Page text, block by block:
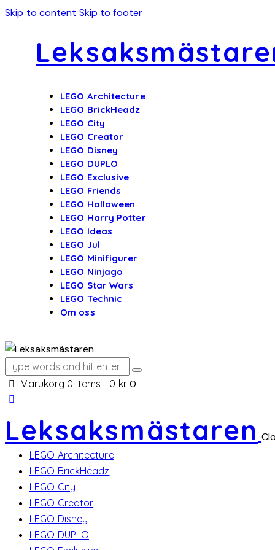
Skip to content Skip to footer
LEGO Architecture
LEGO BrickHeadz
LEGO City
LEGO Creator
LEGO Disney
LEGO DUPLO
LEGO Exclusive
LEGO Friends
LEGO Halloween
LEGO Harry Potter
LEGO Ideas
LEGO Jul
LEGO Minifigurer
LEGO Ninjago
LEGO Star Wars
LEGO Technic
Om oss
Varukorg 0 items - 0 kr 0
Leksaksmästaren
LEGO Architecture
LEGO BrickHeadz
LEGO City
LEGO Creator
LEGO Disney
LEGO DUPLO